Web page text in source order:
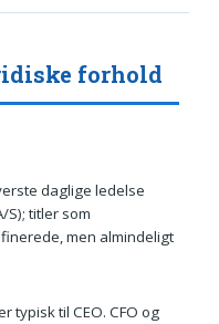
forhold
daglige ledelse
S); titler som
men almindeligt
typisk til CEO. CFO og